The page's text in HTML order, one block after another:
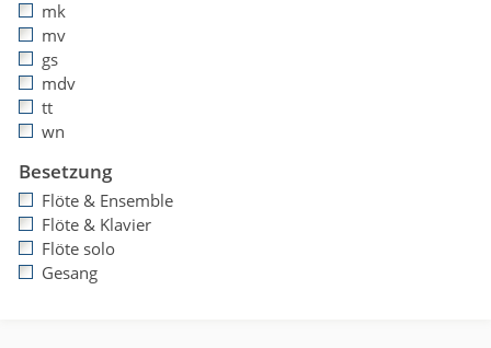
mk
mv
gs
mdv
tt
wn
Besetzung
Flöte & Ensemble
Flöte & Klavier
Flöte solo
Gesang